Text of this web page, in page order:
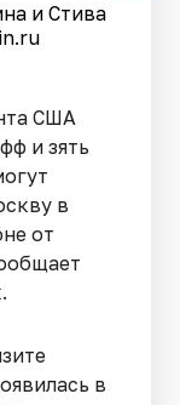
и Стива
США
и зять
в
от
в